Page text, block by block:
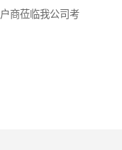
商莅临我公司考